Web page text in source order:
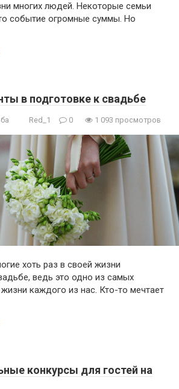
многих людей. Некоторые семьи
событие огромные суммы. Но
в подготовке к свадьбе
Red_1 0 1 093 просмотров
хоть раз в своей жизни
ведь это одно из самых
каждого из нас. Кто-то мечтает
конкурсы для гостей на